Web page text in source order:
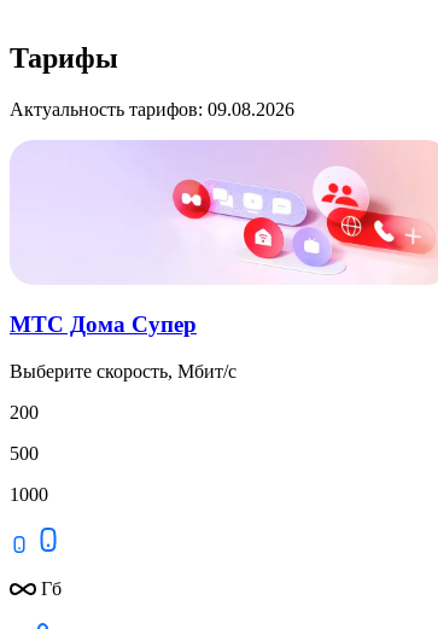
Тарифы
Актуальность тарифов: 09.08.2026
МТС Дома Супер
Выберите скорость, Мбит/с
200
500
1000
Гб